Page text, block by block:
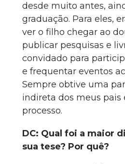
desde muito antes,
graduação. Para eles,
ver o filho chegar ao
publicar pesquisas e
convidado para
e frequentar eventos
Sempre obtive uma
indireta dos meus pais
processo.
DC: Qual foi a maior
sua tese? Por quê?